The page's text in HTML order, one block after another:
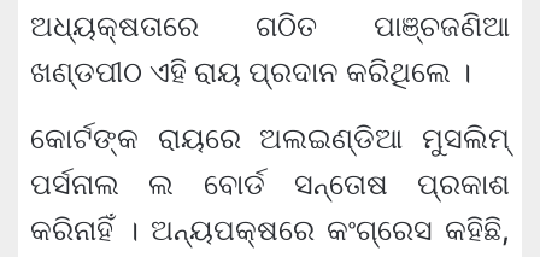
ଅଧ୍ୟକ୍ଷତାରେ ଗଠିତ ପାଞ୍ଚଜଣିଆ
ଖଣ୍ଡପୀଠ ଏହି ରାୟ ପ୍ରଦାନ କରିଥିଲେ ।
କୋର୍ଟଙ୍କ ରାୟରେ ଅଲଇଣ୍ଡିଆ ମୁସଲିମ୍‍
ପର୍ସନାଲ ଲ ବୋର୍ଡ ସନ୍ତୋଷ ପ୍ରକାଶ
କରିନାହିଁ । ଅନ୍ୟପକ୍ଷରେ କଂଗ୍ରେସ କହିଛି,